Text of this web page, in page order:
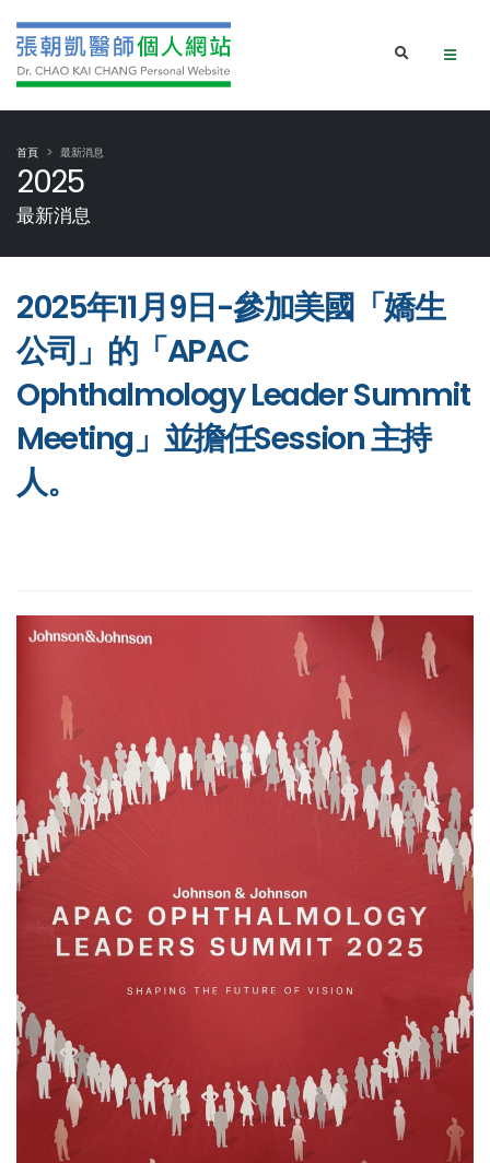
2025
最新消息
首頁 最新消息
2025年11月9日-參加美國「嬌生
公司」的「APAC
Ophthalmology Leader Summit
Meeting」並擔任Session 主持
人。